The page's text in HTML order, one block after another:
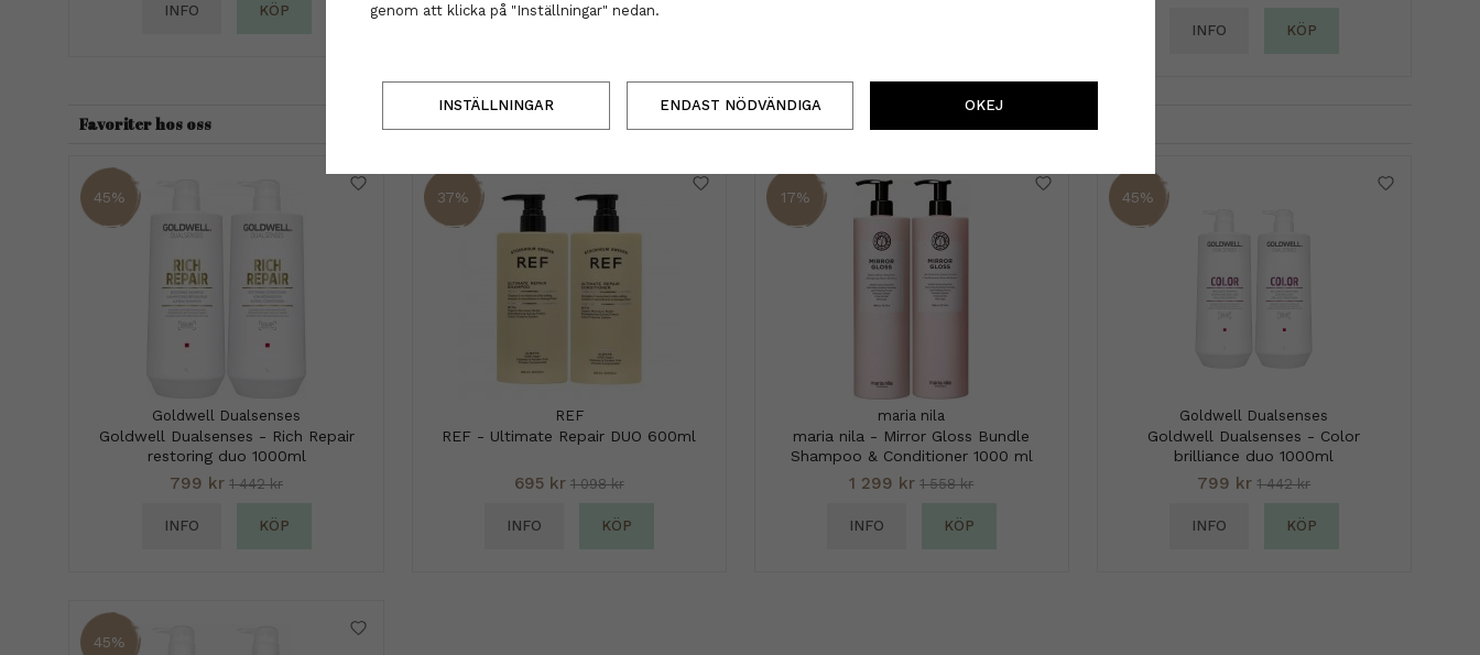
INFO KÖP INFO KÖP
INFO KÖP
Favoriter hos oss
45%
Goldwell Dualsenses
Goldwell Dualsenses - Rich Repair
restoring duo 1000ml
799 kr 1 442 kr
INFO KÖP
37%
REF
REF - Ultimate Repair DUO 600ml
695 kr 1 098 kr
INFO KÖP
17%
maria nila
maria nila - Mirror Gloss Bundle
Shampoo & Conditioner 1000 ml
1 299 kr 1 558 kr
INFO KÖP
45%
Goldwell Dualsenses
Goldwell Dualsenses - Color
brilliance duo 1000ml
799 kr 1 442 kr
INFO KÖP
45%
genom att klicka på "Inställningar" nedan.
INSTÄLLNINGAR ENDAST NÖDVÄNDIGA OKEJ